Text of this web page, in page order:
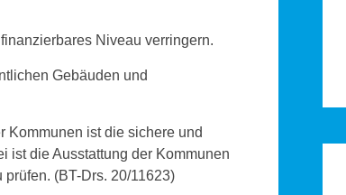
Niveau verringern.
Gebäuden und
Kommunen ist die sichere und
ist die Ausstattung der Kommunen
(BT-Drs. 20/11623)